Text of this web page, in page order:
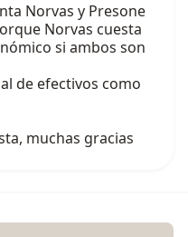
Norvas y Presone
Norvas cuesta
si ambos son
de efectivos como
muchas gracias